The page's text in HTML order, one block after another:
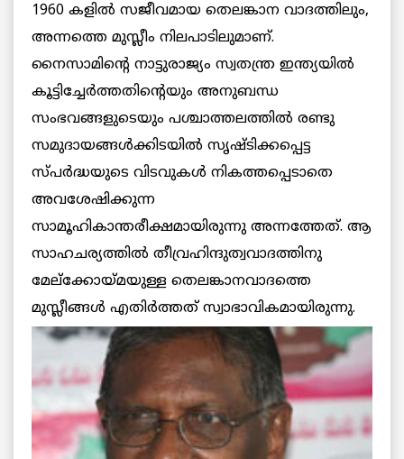
1960 കളില്‍ സജീവമായ തെലങ്കാന വാദത്തിലും,
അന്നത്തെ മുസ്ലീം നിലപാടിലുമാണ്.
നൈസാമിന്റെ നാട്ടുരാജ്യം സ്വതന്ത്ര ഇന്ത്യയില്‍
കൂട്ടിച്ചേര്‍ത്തതിന്റെയും അനുബന്ധ
സംഭവങ്ങളുടെയും പശ്ചാത്തലത്തില്‍ രണ്ടു
സമുദായങ്ങള്‍ക്കിടയില്‍ സൃഷ്ടിക്കപ്പെട്ട
സ്പര്‍ദ്ധയുടെ വിടവുകള്‍ നികത്തപ്പെടാതെ
അവശേഷിക്കുന്ന
സാമൂഹികാന്തരീക്ഷമായിരുന്നു അന്നത്തേത്. ആ
സാഹചര്യത്തില്‍ തീവ്രഹിന്ദുത്വവാദത്തിനു
മേല്‌ക്കോയ്മയുള്ള തെലങ്കാനവാദത്തെ
മുസ്ലീങ്ങള്‍ എതിര്‍ത്തത് സ്വാഭാവികമായിരുന്നു.